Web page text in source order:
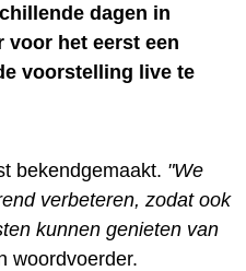
dagen in
voor het eerst een
voorstelling live te
bekendgemaakt. "We
verbeteren, zodat ook
kunnen genieten van
woordvoerder.